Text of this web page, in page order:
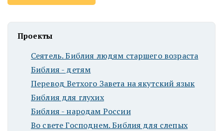
Проекты
Сеятель. Библия людям старшего возраста
Библия - детям
Перевод Ветхого Завета на якутский язык
Библия для глухих
Библия - народам России
Во свете Господнем. Библия для слепых